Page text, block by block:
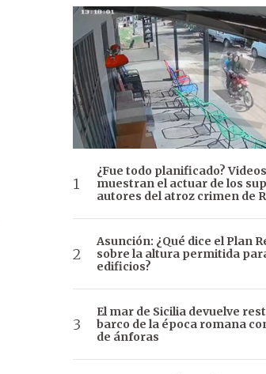
¿Fue todo planificado? Videos
muestran el actuar de los
autores del atroz crimen de
Asunción: ¿Qué dice el Plan
sobre la altura permitida
edificios?
El mar de Sicilia devuelve
barco de la época romana
de ánforas